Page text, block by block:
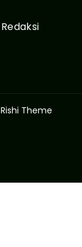
Redaksi
Rishi Theme